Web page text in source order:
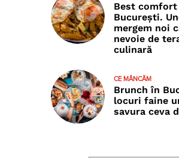
Best
București.
mergem noi
nevoie de
culinară
CE MÂNCĂM
Brunch în
locuri faine
savura ceva